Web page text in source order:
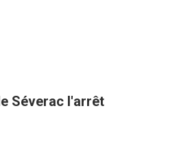
Séverac l'arrêt